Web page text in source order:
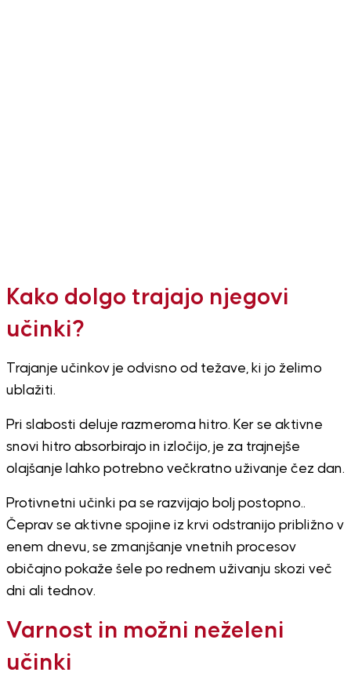
Kako dolgo trajajo njegovi
učinki?
Trajanje učinkov je odvisno od težave, ki jo želimo
ublažiti.
Pri slabosti deluje razmeroma hitro. Ker se aktivne
snovi hitro absorbirajo in izločijo, je za trajnejše
olajšanje lahko potrebno večkratno uživanje čez dan.
Protivnetni učinki pa se razvijajo bolj postopno..
Čeprav se aktivne spojine iz krvi odstranijo približno v
enem dnevu, se zmanjšanje vnetnih procesov
običajno pokaže šele po rednem uživanju skozi več
dni ali tednov.
Varnost in možni neželeni
učinki